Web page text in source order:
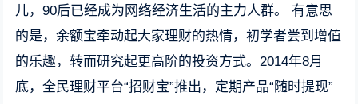
儿，90后已经成为网络经济生活的主力人群。 有意思
的是，余额宝牵动起大家理财的热情，初学者尝到增值
的乐趣，转而研究起更高阶的投资方式。2014年8月
底，全民理财平台“招财宝”推出，定期产品“随时提现”